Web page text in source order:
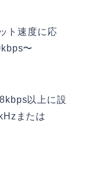
ト速度に応
〜
以上に設
または